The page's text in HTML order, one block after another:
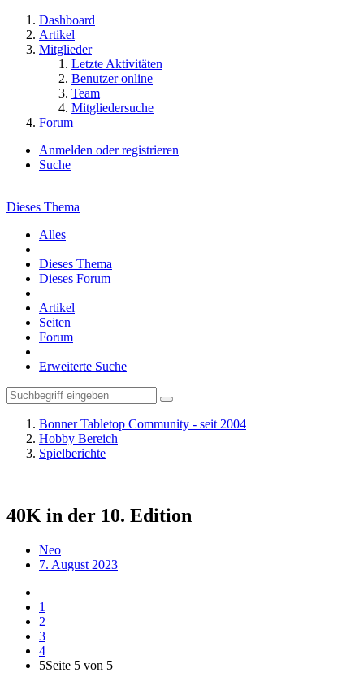
Dashboard
Artikel
Mitglieder
Letzte Aktivitäten
Benutzer online
Team
Mitgliedersuche
Forum
Anmelden oder registrieren
Suche
Dieses Thema
Alles
Dieses Thema
Dieses Forum
Artikel
Seiten
Forum
Erweiterte Suche
Bonner Tabletop Community - seit 2004
Hobby Bereich
Spielberichte
40K in der 10. Edition
Neo
7. August 2023
1
2
3
4
5Seite 5 von 5